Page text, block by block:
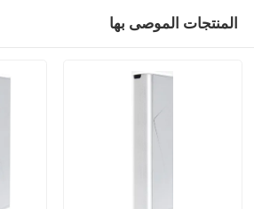
المنتجات الموصى بها